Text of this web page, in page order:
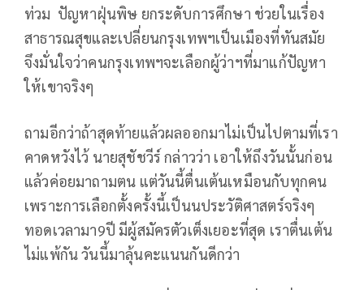
ท่วม ปัญหาฝุ่นพิษ ยกระดับการศึกษา ช่วยในเรื่อง
สาธารณสุขและเปลี่ยนกรุงเทพฯเป็นเมืองที่ทันสมัย
จึงมั่นใจว่าคนกรุงเทพฯจะเลือกผู้ว่าฯที่มาแก้ปัญหา
ให้เขาจริงๆ
ถามอีกว่าถ้าสุดท้ายแล้วผลออกมาไม่เป็นไปตามที่เรา
คาดหวังไว้ นายสุชัชวีร์ กล่าวว่า เอาให้ถึงวันนั้นก่อน
แล้วค่อยมาถามตน แต่วันนี้ตื่นเต้นเหมือนกับทุกคน
เพราะการเลือกตั้งครั้งนี้เป็นนประวัติศาสตร์จริงๆ
ทอดเวลามา9ปี มีผู้สมัครตัวเต็งเยอะที่สุด เราตื่นเต้น
ไม่แพ้กัน วันนี้มาลุ้นคะแนนกันดีกว่า